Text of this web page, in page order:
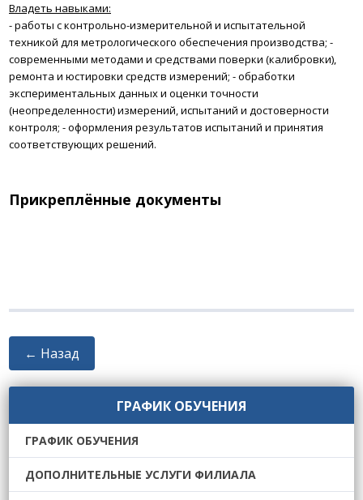
Владеть навыками:
- работы с контрольно-измерительной и испытательной
техникой для метрологического обеспечения производства; -
современными методами и средствами поверки (калибровки),
ремонта и юстировки средств измерений; - обработки
экспериментальных данных и оценки точности
(неопределенности) измерений, испытаний и достоверности
контроля; - оформления результатов испытаний и принятия
соответствующих решений.
Прикреплённые документы
← Назад
ГРАФИК ОБУЧЕНИЯ
ГРАФИК ОБУЧЕНИЯ
ДОПОЛНИТЕЛЬНЫЕ УСЛУГИ ФИЛИАЛА